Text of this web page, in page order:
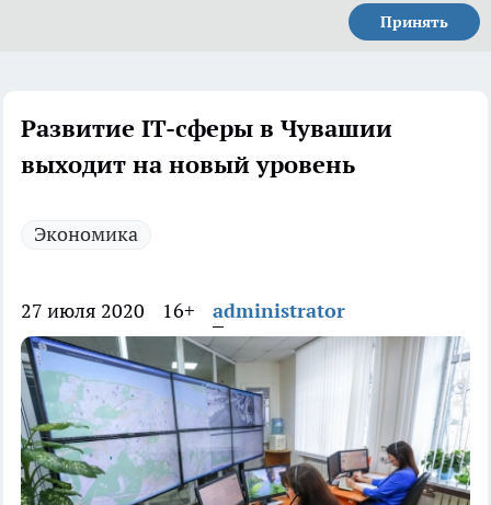
Принять
Развитие IT-сферы в Чувашии
выходит на новый уровень
Экономика
27 июля 2020 16+ administrator